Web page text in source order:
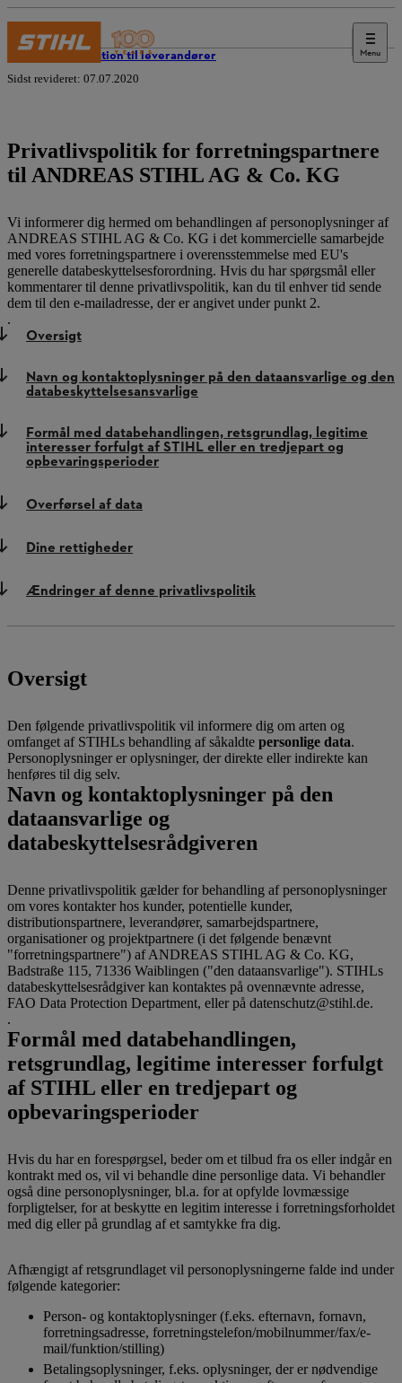
Menu
Information til leverandører
Sidst revideret: 07.07.2020
Privatlivspolitik for forretningspartnere
til ANDREAS STIHL AG & Co. KG
Vi informerer dig hermed om behandlingen af personoplysninger af
ANDREAS STIHL AG & Co. KG i det kommercielle samarbejde
med vores forretningspartnere i overensstemmelse med EU's
generelle databeskyttelsesforordning. Hvis du har spørgsmål eller
kommentarer til denne privatlivspolitik, kan du til enhver tid sende
dem til den e-mailadresse, der er angivet under punkt 2.
.
Oversigt
Navn og kontaktoplysninger på den dataansvarlige og den
databeskyttelsesansvarlige
Formål med databehandlingen, retsgrundlag, legitime
interesser forfulgt af STIHL eller en tredjepart og
opbevaringsperioder
Overførsel af data
Dine rettigheder
Ændringer af denne privatlivspolitik
Oversigt
Den følgende privatlivspolitik vil informere dig om arten og
omfanget af STIHLs behandling af såkaldte personlige data.
Personoplysninger er oplysninger, der direkte eller indirekte kan
henføres til dig selv.
Navn og kontaktoplysninger på den
dataansvarlige og
databeskyttelsesrådgiveren
Denne privatlivspolitik gælder for behandling af personoplysninger
om vores kontakter hos kunder, potentielle kunder,
distributionspartnere, leverandører, samarbejdspartnere,
organisationer og projektpartnere (i det følgende benævnt
"forretningspartnere") af ANDREAS STIHL AG & Co. KG,
Badstraße 115, 71336 Waiblingen ("den dataansvarlige"). STIHLs
databeskyttelsesrådgiver kan kontaktes på ovennævnte adresse,
FAO Data Protection Department, eller på datenschutz@stihl.de.
.
Formål med databehandlingen,
retsgrundlag, legitime interesser forfulgt
af STIHL eller en tredjepart og
opbevaringsperioder
Hvis du har en forespørgsel, beder om et tilbud fra os eller indgår en
kontrakt med os, vil vi behandle dine personlige data. Vi behandler
også dine personoplysninger, bl.a. for at opfylde lovmæssige
forpligtelser, for at beskytte en legitim interesse i forretningsforholdet
med dig eller på grundlag af et samtykke fra dig.
Afhængigt af retsgrundlaget vil personoplysningerne falde ind under
følgende kategorier:
Person- og kontaktoplysninger (f.eks. efternavn, fornavn,
forretningsadresse, forretningstelefon/mobilnummer/fax/e-
mail/funktion/stilling)
Betalingsoplysninger, f.eks. oplysninger, der er nødvendige